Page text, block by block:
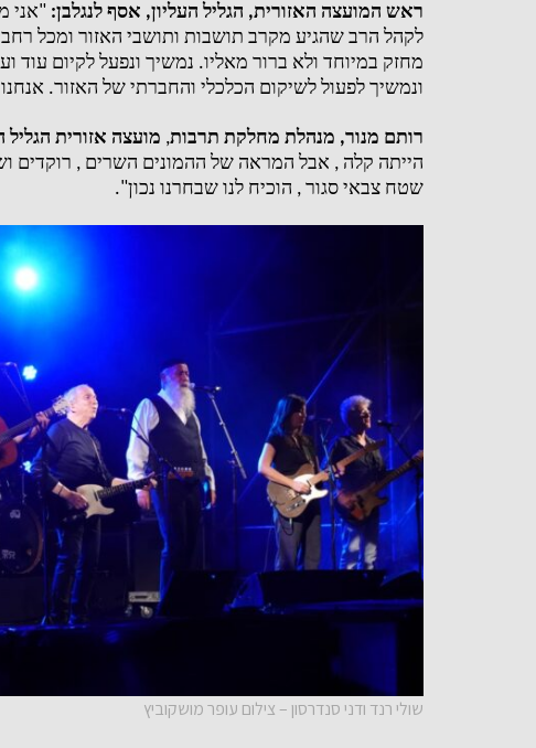
ראש המועצה האזורית, הגליל העליון, אסף לנגלבן:
"אני
לקהל הרב שהגיע מקרב תושבות ותושבי האזור ומכל
מחזק במיוחד ולא ברור מאליו. נמשיך ונפעל לקיום עוד
ונמשיך לפעול לשיקום הכלכלי והחברתי של האזור.
רותם מנור, מנהלת מחלקת תרבות, מועצה אזורית הגליל
הייתה קלה , אבל המראה של ההמונים השרים , רוקדים
שטח צבאי סגור , הוכיח לנו שבחרנו נכון".
שולי רנד ודני סנדרסון – צילום עופר מושקוביץ